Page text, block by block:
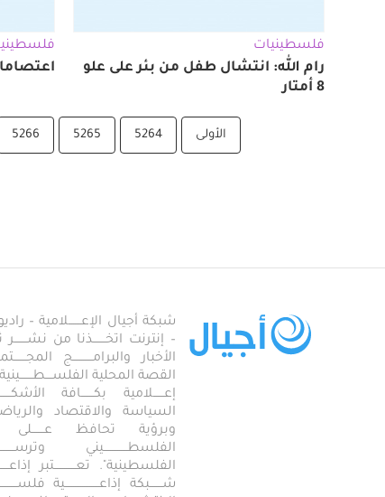
فلسطينيات
رام الله: انتشال طفل من بئر على علو
8 أمتار
الأولى 5264
5265
5266
شبكة أجيال الإعـــــــلامية – راديو
– إنترنت اتخـــــــذنا من
الأخبار والبرامـــــــــــج
القصة المحلية الفلســــطـــــــينية
إعــــــلامية بكـــــــافة
السياسة والاقتصاد والرياضة
وبرؤية تحافظ
الفلسطـــــــــــــيني
الفلسطينية". تعــــــــــــتبر إذاعــــــة
شـــــــبكة إذاعـــــــــــــــــــية